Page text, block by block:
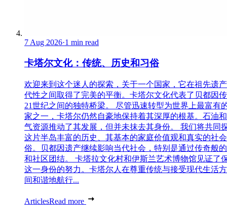
7 Aug 2026·1 min read
卡塔尔文化：传统、历史和习俗
欢迎来到这个迷人的探索，关于一个国家，它在祖先遗
代性之间取得了完美的平衡。卡塔尔文化代表了贝都因
21世纪之间的独特桥梁。 尽管迅速转型为世界上最富有
家之一，卡塔尔仍然自豪地保持着其深厚的根基。石油
气资源推动了其发展，但并未抹去其身份。 我们将共同
这片半岛丰富的历史、其基本的家庭价值观和真实的社
俗。贝都因遗产继续影响当代社会，特别是通过传奇般
和社区团结。 卡塔拉文化村和伊斯兰艺术博物馆见证了
这一身份的努力。卡塔尔人在尊重传统与接受现代生活
间和谐地航行...
ArticlesRead more